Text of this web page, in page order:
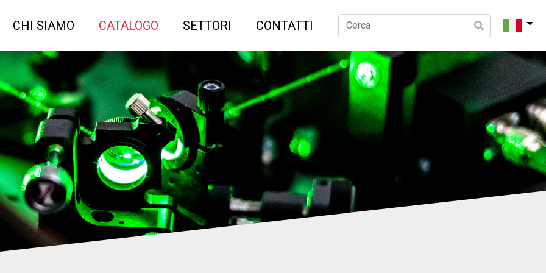
CHI SIAMO CATALOGO SETTORI CONTATTI